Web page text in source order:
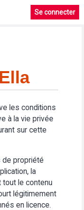
Se connecter
les conditions
à la vie privée
sur cette
de propriété
la
tout le contenu
légitimement
en licence.